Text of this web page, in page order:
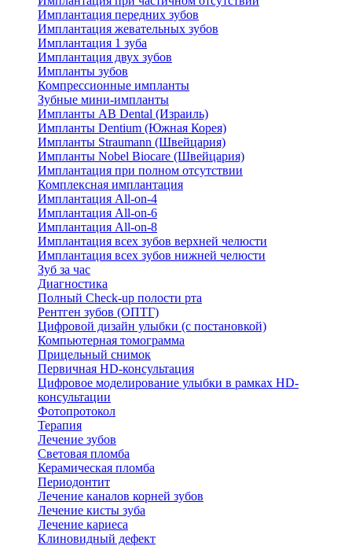
Имплантация передних зубов
Имплантация жевательных зубов
Имплантация 1 зуба
Имплантация двух зубов
Импланты зубов
Компрессионные импланты
Зубные мини-импланты
Импланты AB Dental (Израиль)
Импланты Dentium (Южная Корея)
Импланты Straumann (Швейцария)
Импланты Nobel Biocare (Швейцария)
Имплантация при полном отсутствии
Комплексная имплантация
Имплантация All-on-4
Имплантация All-on-6
Имплантация All-on-8
Имплантация всех зубов верхней челюсти
Имплантация всех зубов нижней челюсти
Зуб за час
Диагностика
Полный Check-up полости рта
Рентген зубов (ОПТГ)
Цифровой дизайн улыбки (с постановкой)
Компьютерная томограмма
Прицельный снимок
Первичная HD-консультация
Цифровое моделирование улыбки в рамках HD-
консультации
Фотопротокол
Терапия
Лечение зубов
Световая пломба
Керамическая пломба
Периодонтит
Лечение каналов корней зубов
Лечение кисты зуба
Лечение кариеса
Клиновидный дефект